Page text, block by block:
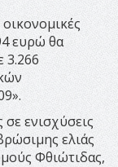
ευρώ θα
3.266
ενισχύσεις
ελιάς
Φθιώτιδας,